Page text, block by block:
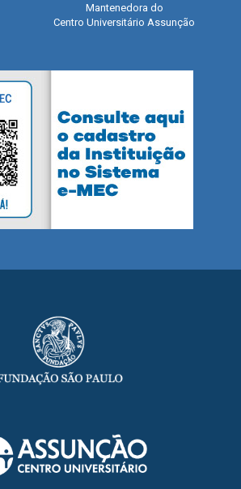
Mantenedora do
Centro Universitário Assunção